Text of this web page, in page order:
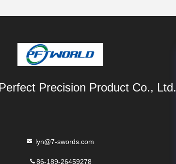
Precision Product Co., Ltd.
lyn@7-swords.com
86-189-26459278